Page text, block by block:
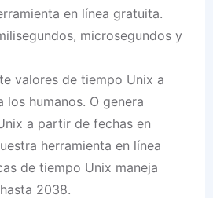
en línea gratuita.
microsegundos y
valores de tiempo Unix a
los humanos. O genera
a partir de fechas en
herramienta en línea
de tiempo Unix maneja
2038.